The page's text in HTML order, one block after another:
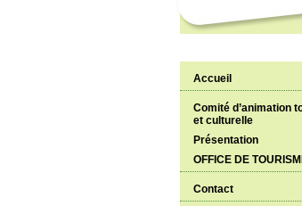
Accueil
Comité d’animation
et culturelle
Présentation
OFFICE DE
Contact